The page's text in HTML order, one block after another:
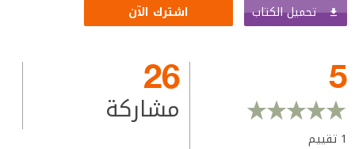
تحميل الكتاب اشترك الآن
5
1 تقييم
26
مشاركة